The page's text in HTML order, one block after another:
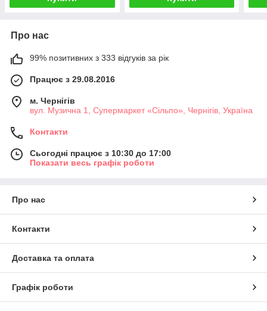
Про нас
99% позитивних з 333 відгуків за рік
Працює з 29.08.2016
м. Чернігів
вул. Музична 1, Супермаркет «Сільпо», Чернігів, Україна
Контакти
Сьогодні працює з 10:30 до 17:00
Показати весь графік роботи
Про нас
Контакти
Доставка та оплата
Графік роботи